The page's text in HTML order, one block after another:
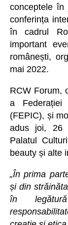
conceptele
conferința
în cadrul
important
românești,
mai 2022.
RCW Forum,
a Federației
(FEPIC), și
adus joi, 26
Palatul
beauty și alte
„În prima
și din
în